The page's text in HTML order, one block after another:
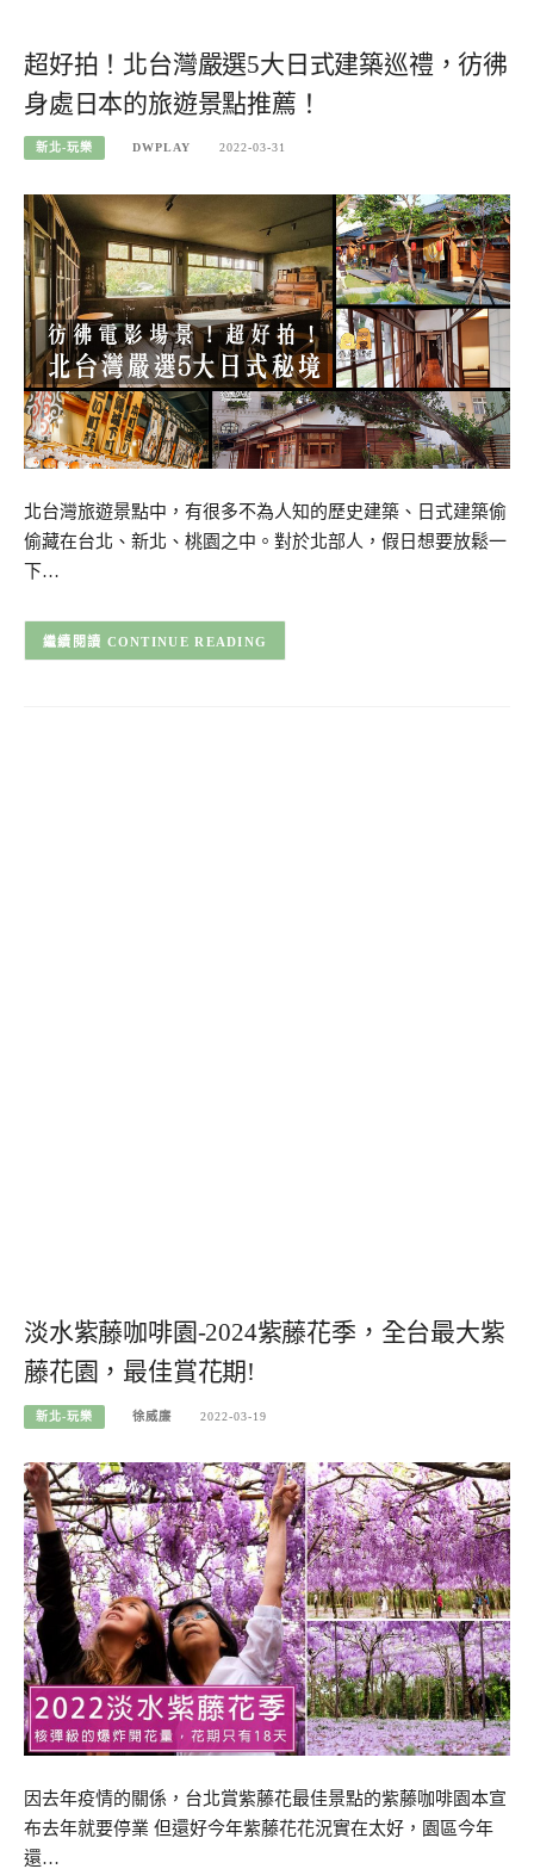
超好拍！北台灣嚴選5大日式建築巡禮，彷彿
身處日本的旅遊景點推薦！
新北-玩樂 DWPLAY 2022-03-31
北台灣旅遊景點中，有很多不為人知的歷史建築、日式建築偷
偷藏在台北、新北、桃園之中。對於北部人，假日想要放鬆一
下…
CONTINUE READING
淡水紫藤咖啡園-2024紫藤花季，全台最大紫
藤花園，最佳賞花期!
新北-玩樂 徐威廉 2022-03-19
因去年疫情的關係，台北賞紫藤花最佳景點的紫藤咖啡園本宣
布去年就要停業 但還好今年紫藤花花況實在太好，園區今年
還…